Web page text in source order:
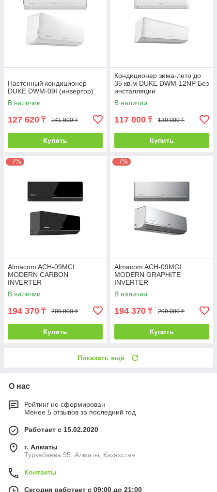
Настенный кондиционер
DUKE DWM-09I (инвертор)
В наличии
127 620 ₸ 141 800 ₸
Купить
Кондиционер зима-лето до
35 кв.м DUKE DWM-12NP Без
инсталляции
В наличии
117 000 ₸ 130 000 ₸
Купить
–7%
Almacom ACH-09MCI
MODERN CARBON
INVERTER
В наличии
194 370 ₸ 209 000 ₸
Купить
–7%
Almacom ACH-09MGI
MODERN GRAPHITE
INVERTER
В наличии
194 370 ₸ 209 000 ₸
Купить
Показать ещё
О нас
Рейтинг не сформирован
Менее 5 отзывов за последний год
Работает с 15.02.2020
г. Алматы
Туркебаева 95, Алматы, Казахстан
Контакты
Сегодня работает с 09:00 до 21:00